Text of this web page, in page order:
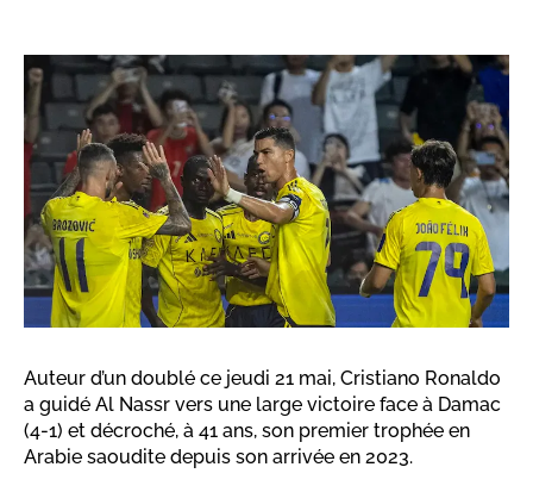
Auteur d’un doublé ce jeudi 21 mai, Cristiano Ronaldo
a guidé Al Nassr vers une large victoire face à Damac
(4-1) et décroché, à 41 ans, son premier trophée en
Arabie saoudite depuis son arrivée en 2023.